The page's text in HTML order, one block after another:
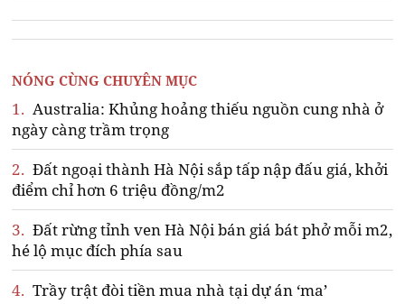
NÓNG CÙNG CHUYÊN MỤC
1. Australia: Khủng hoảng thiếu nguồn cung nhà ở
ngày càng trầm trọng
2. Đất ngoại thành Hà Nội sắp tấp nập đấu giá, khởi
điểm chỉ hơn 6 triệu đồng/m2
3. Đất rừng tỉnh ven Hà Nội bán giá bát phở mỗi m2,
hé lộ mục đích phía sau
4. Trầy trật đòi tiền mua nhà tại dự án ‘ma’